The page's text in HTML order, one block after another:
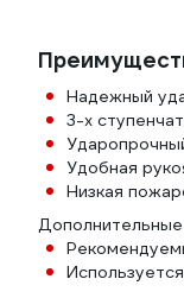
Надежный
3-х
Удобная
Низкая
Дополнительные